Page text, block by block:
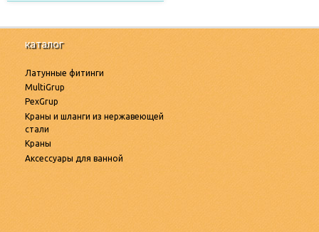
каталог
Латунные фитинги
MultiGrup
PexGrup
Краны и шланги из нержавеющей
стали
Краны
Аксессуары для ванной